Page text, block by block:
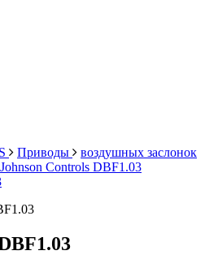
Приводы
воздушных заслонок
Johnson Controls DBF1.03